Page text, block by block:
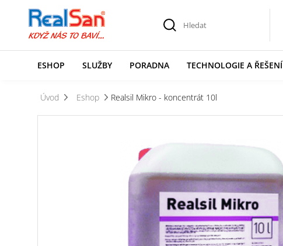
ESHOP SLUŽBY PORADNA TECHNOLOGIE A ŘEŠENÍ
Úvod Eshop Realsil Mikro - koncentrát 10l